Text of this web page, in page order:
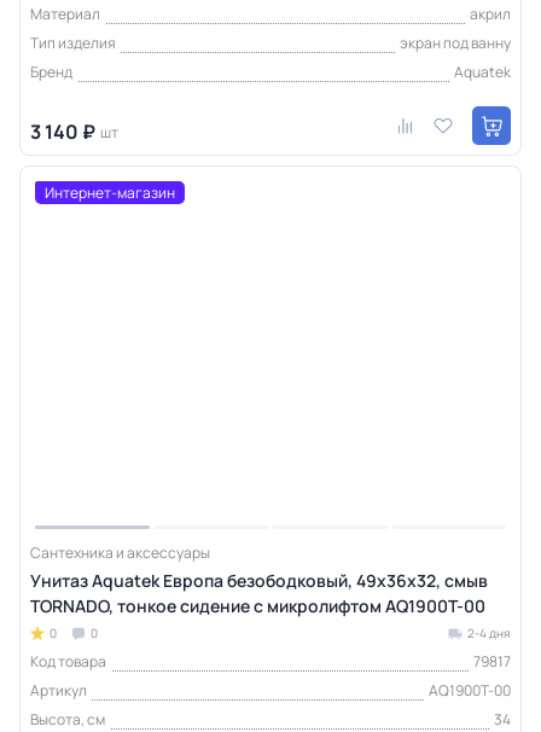
Материал
акрил
Тип изделия
экран под ванну
Бренд
Aquatek
3 140 ₽ шт
Интернет-магазин
Сантехника и аксессуары
Унитаз Aquatek Европа безободковый, 49х36х32, смыв
TORNADO, тонкое сидение с микролифтом AQ1900T-00
0 0 2-4 дня
Код товара
79817
Артикул
AQ1900T-00
Высота, см
34